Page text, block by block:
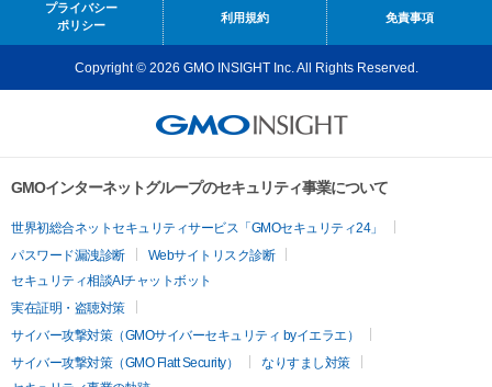
プライバシー
ポリシー
利用規約 免責事項
Copyright © 2026 GMO INSIGHT Inc. All Rights Reserved.
GMOインターネットグループのセキュリティ事業について
世界初総合ネットセキュリティサービス「GMOセキュリティ24」
パスワード漏洩診断
Webサイトリスク診断
セキュリティ相談AIチャットボット
実在証明・盗聴対策
サイバー攻撃対策（GMOサイバーセキュリティ byイエラエ）
サイバー攻撃対策（GMO Flatt Security）
なりすまし対策